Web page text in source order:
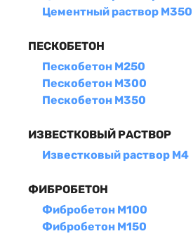
Цементный раствор М350
ПЕСКОБЕТОН
Пескобетон М250
Пескобетон М300
Пескобетон М350
ИЗВЕСТКОВЫЙ РАСТВОР
Известковый раствор М4
ФИБРОБЕТОН
Фибробетон М100
Фибробетон М150